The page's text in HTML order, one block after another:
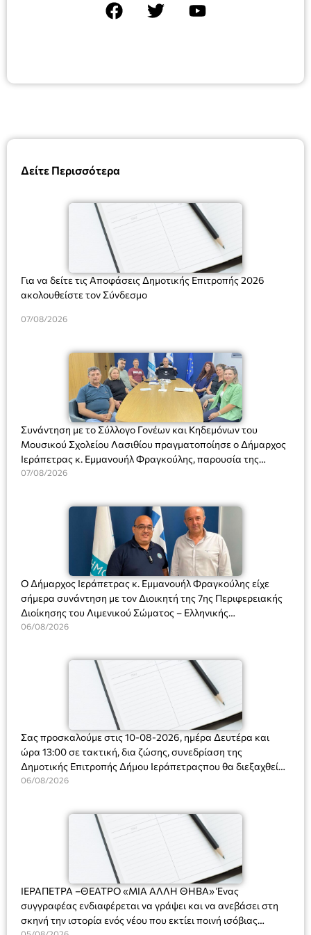
Δείτε Περισσότερα
Για να δείτε τις Αποφάσεις Δημοτικής Επιτροπής 2026
ακολουθείστε τον Σύνδεσμο
07/08/2026
Συνάντηση με το Σύλλογο Γονέων και Κηδεμόνων του
Μουσικού Σχολείου Λασιθίου πραγματοποίησε ο Δήμαρχος
Ιεράπετρας κ. Εμμανουήλ Φραγκούλης, παρουσία της
Διευθύντριας του σχολείου κας Μαριάννας Χαΐτα.
07/08/2026
Ο Δήμαρχος Ιεράπετρας κ. Εμμανουήλ Φραγκούλης είχε
σήμερα συνάντηση με τον Διοικητή της 7ης Περιφερειακής
Διοίκησης του Λιμενικού Σώματος – Ελληνικής
Ακτοφυλακής (Λ.Σ.-ΕΛ.ΑΚΤ.), Αρχιπλοίαρχο Λ.Σ. κ. Ιωάννη
06/08/2026
Σας προσκαλούμε στις 10-08-2026, ημέρα Δευτέρα και
ώρα 13:00 σε τακτική, δια ζώσης, συνεδρίαση της
Δημοτικής Επιτροπής Δήμου Ιεράπετραςπου θα διεξαχθεί
στο Δημοτικό Κατάστημα, Δημοκρατίας 31 στην αίθουσα
και λήψη αποφάσεων στα παρακάτω θέματα:
06/08/2026
ΙΕΡΑΠΕΤΡΑ –ΘΕΑΤΡΟ «ΜΙΑ ΑΛΛΗ ΘΗΒΑ» Ένας
συγγραφέας ενδιαφέρεται να γράψει και να ανεβάσει στη
σκηνή την ιστορία ενός νέου που εκτίει ποινή ισόβιας